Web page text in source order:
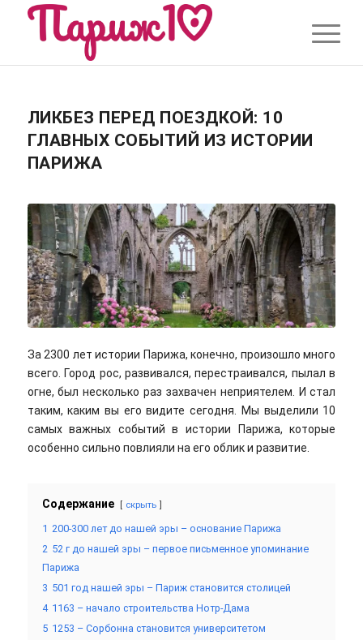
ЛИКБЕЗ ПЕРЕД ПОЕЗДКОЙ: 10
ГЛАВНЫХ СОБЫТИЙ ИЗ ИСТОРИИ
ПАРИЖА
За 2300 лет истории Парижа, конечно, произошло много
всего. Город рос, развивался, перестраивался, пылал в
огне, был несколько раз захвачен неприятелем. И стал
таким, каким вы его видите сегодня. Мы выделили 10
самых важных событий в истории Парижа, которые
особенно сильно повлияли на его облик и развитие.
Содержание скрыть
1 200-300 лет до нашей эры – основание Парижа
2 52 г до нашей эры – первое письменное упоминание
Парижа
3 501 год нашей эры – Париж становится столицей
4 1163 – начало строительства Нотр-Дама
5 1253 – Сорбонна становится университетом